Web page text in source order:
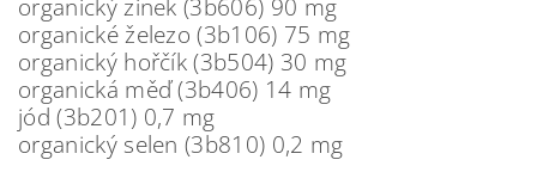
organický zinek (3b606) 90 mg
organické železo (3b106) 75 mg
organický hořčík (3b504) 30 mg
organická měď (3b406) 14 mg
jód (3b201) 0,7 mg
organický selen (3b810) 0,2 mg